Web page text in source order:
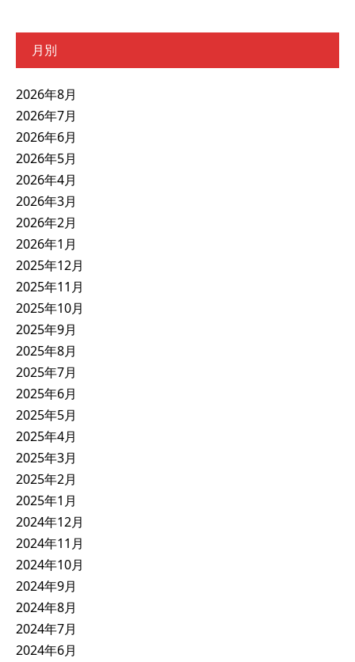
月別
2026年8月
2026年7月
2026年6月
2026年5月
2026年4月
2026年3月
2026年2月
2026年1月
2025年12月
2025年11月
2025年10月
2025年9月
2025年8月
2025年7月
2025年6月
2025年5月
2025年4月
2025年3月
2025年2月
2025年1月
2024年12月
2024年11月
2024年10月
2024年9月
2024年8月
2024年7月
2024年6月